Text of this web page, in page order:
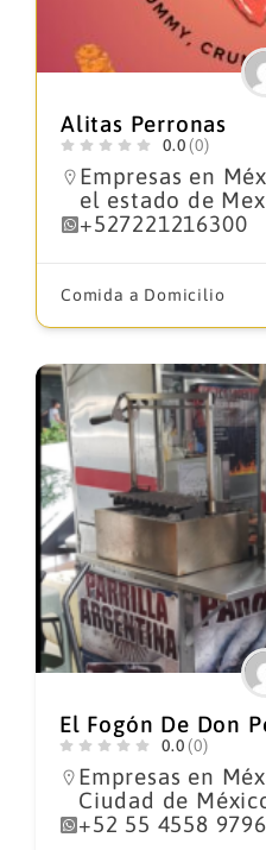
Alitas Perronas
0.0 (0)
Empresas en
el estado de
+527221216300
Comida a Domicilio
El Fogón De Don
0.0 (0)
Empresas en
Ciudad de
+52 55 4558 9796